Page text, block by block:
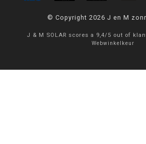
© Copyright 2026 J en M
J & M SOLAR scores a 9,4/ 5 out of
Webwinkelkeur